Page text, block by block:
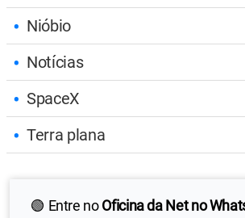
Nióbio
Notícias
SpaceX
Terra plana
🟢 Entre noOficina da Net no